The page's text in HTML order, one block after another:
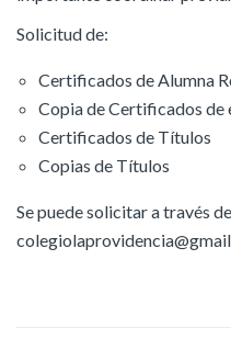
Solicitud de:
Certificados de Alumna
Copia de Certificados de
Certificados de Títulos
Copias de Títulos
Se puede solicitar a través